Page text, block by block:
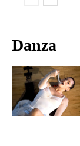
Danza